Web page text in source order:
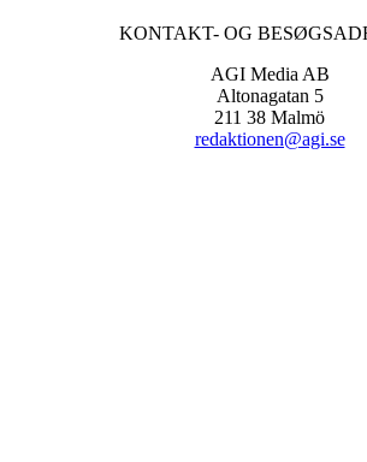
KONTAKT- OG
AGI Media AB
Altonagatan 5
211 38 Malmö
redaktionen@agi.se